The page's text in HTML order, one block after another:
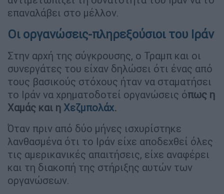
επαναλάβει στο μέλλον.
Οι οργανώσεις-πληρεξούσιοι του Ιράν
Στην αρχή της σύγκρουσης, ο Τραμπ και οι
συνεργάτες του είχαν δηλώσει ότι ένας από
τους βασικούς στόχους ήταν να σταματήσει
το Ιράν να χρηματοδοτεί οργανώσεις όπως η
Χαμάς και η Χεζμπολάχ.
Όταν πριν από δύο μήνες ισχυρίστηκε
λανθασμένα ότι το Ιράν είχε αποδεχθεί όλες
τις αμερικανικές απαιτήσεις, είχε αναφέρει
και τη διακοπή της στήριξης αυτών των
οργανώσεων.